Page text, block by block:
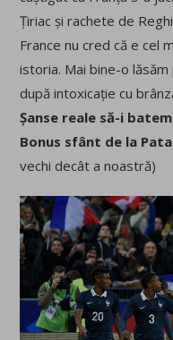
Țiriac și rachete de
France nu cred că e cel
istoria. Mai bine-o
după intoxicație cu
Șanse reale să-i
Bonus sfânt de la
vechi decât a noastră)